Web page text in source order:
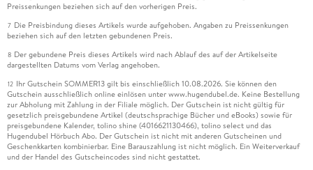
Preissenkungen beziehen sich auf den vorherigen Preis.
7 Die Preisbindung dieses Artikels wurde aufgehoben. Angaben zu Preissenkungen
beziehen sich auf den letzten gebundenen Preis.
8 Der gebundene Preis dieses Artikels wird nach Ablauf des auf der Artikelseite
dargestellten Datums vom Verlag angehoben.
12 Ihr Gutschein SOMMER13 gilt bis einschließlich 10.08.2026. Sie können den
Gutschein ausschließlich online einlösen unter www.hugendubel.de. Keine Bestellung
zur Abholung mit Zahlung in der Filiale möglich. Der Gutschein ist nicht gültig für
gesetzlich preisgebundene Artikel (deutschsprachige Bücher und eBooks) sowie für
preisgebundene Kalender, tolino shine (4016621130466), tolino select und das
Hugendubel Hörbuch Abo. Der Gutschein ist nicht mit anderen Gutscheinen und
Geschenkkarten kombinierbar. Eine Barauszahlung ist nicht möglich. Ein Weiterverkauf
und der Handel des Gutscheincodes sind nicht gestattet.